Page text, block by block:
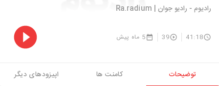
رادیوم - رادیو جوان | Ra.radium
41:18
39 5 ماه پیش
توضیحات کامنت ها اپیزودهای دیگر